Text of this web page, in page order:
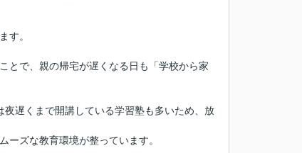
す。
とで、親の帰宅が遅くなる日も「学校から家
遅くまで開講している学習塾も多いため、放
ズな教育環境が整っています。